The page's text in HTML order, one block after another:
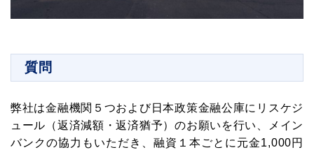
質問
弊社は金融機関５つおよび日本政策金融公庫にリスケジ
ュール（返済減額・返済猶予）のお願いを行い、メイン
バンクの協力もいただき、融資１本ごとに元金1,000円